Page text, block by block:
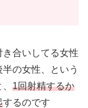
合いしてる女性
の女性、という
1回射精するか
するのです